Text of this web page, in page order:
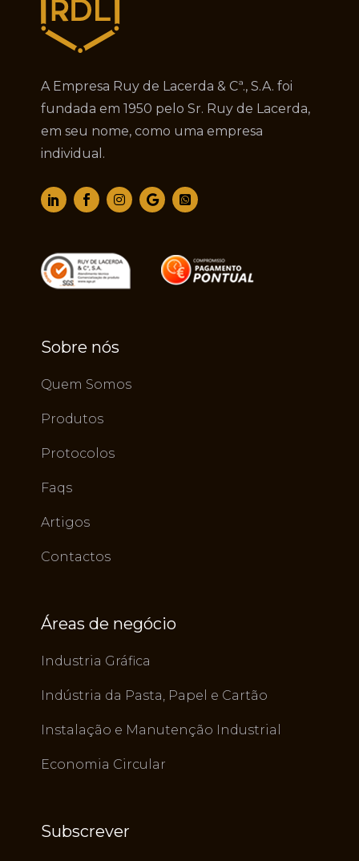
A Empresa Ruy de Lacerda & Cª., S.A. foi
fundada em 1950 pelo Sr. Ruy de Lacerda,
em seu nome, como uma empresa
individual.
Sobre nós
Quem Somos
Produtos
Protocolos
Faqs
Artigos
Contactos
Áreas de negócio
Industria Gráfica
Indústria da Pasta, Papel e Cartão
Instalação e Manutenção Industrial
Economia Circular
Subscrever